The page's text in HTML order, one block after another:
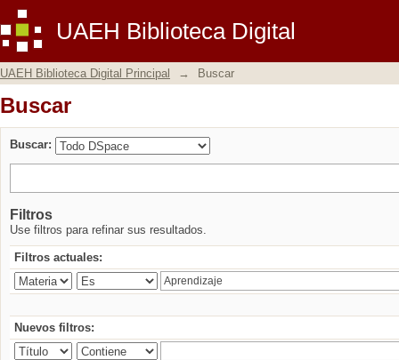
UAEH Biblioteca Digital
Buscar
UAEH Biblioteca Digital Principal → Buscar
Buscar
Buscar:
Filtros
Use filtros para refinar sus resultados.
Filtros actuales:
Nuevos filtros: